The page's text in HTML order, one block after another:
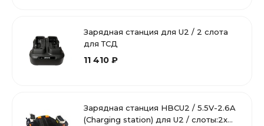
Зарядная станция для U2 / 2 слота
для ТСД
11 410 ₽
Зарядная станция HBCU2 / 5.5V-2.6A
(Charging station) для U2 / слоты:2х